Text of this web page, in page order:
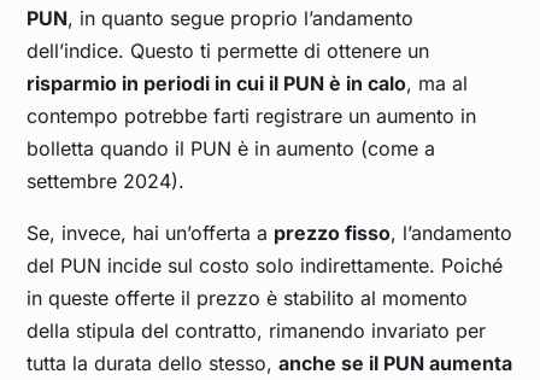
Ottobre 2024 0,117
Settembre 2024 0,117
Agosto 2024 0,128
Luglio 2024 0,112
Giugno 2024 0,103
Maggio 2024 0,095
PUN, in quanto segue proprio l’andamento
dell’indice. Questo ti permette di ottenere un
risparmio in periodi in cui il PUN è in calo, ma al
contempo potrebbe farti registrare un aumento in
bolletta quando il PUN è in aumento (come a
settembre 2024).
Se, invece, hai un’offerta a prezzo fisso, l’andamento
del PUN incide sul costo solo indirettamente. Poiché
in queste offerte il prezzo è stabilito al momento
della stipula del contratto, rimanendo invariato per
tutta la durata dello stesso,anche se il PUN aumenta